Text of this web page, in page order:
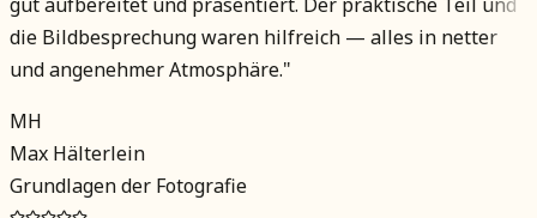
gut aufbereitet und präsentiert. Der praktische Teil und
die Bildbesprechung waren hilfreich — alles in netter
und angenehmer Atmosphäre."
MH
Max Hälterlein
Grundlagen der Fotografie